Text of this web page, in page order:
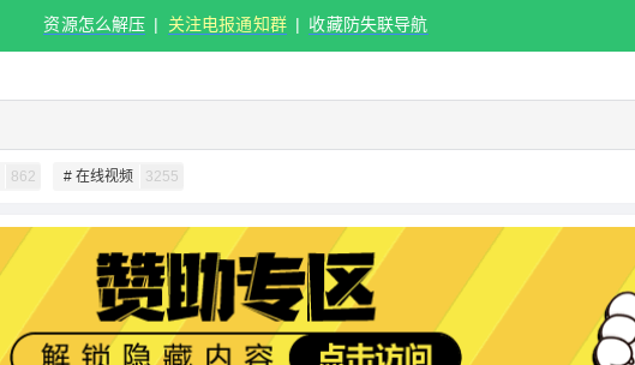
资源怎么解压 | 关注电报通知群 | 收藏防失联导航
862 # 在线视频 3255
つくねASMR-近距离的舌音和
口腔音
底噪声可以当成白噪音来听，效果还不错
立刻支付
¥
立刻支付
您没有权限发布内容，请购买会员或者提升权
6位以上
忘记密码？ 找回 已有帐号？